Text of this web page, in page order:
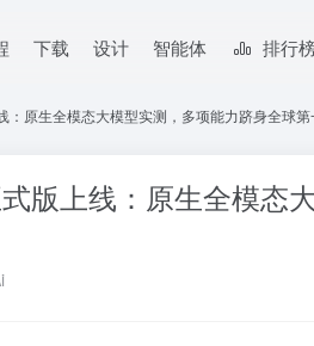
下载 设计 智能体 排行
：原生全模态大模型实测，多项能力跻身全球第
版上线：原生全模态